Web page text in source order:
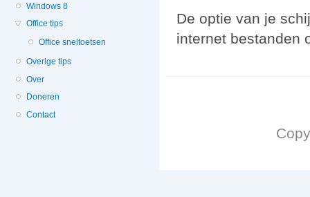
Windows 8
Office tips
Office sneltoetsen
Overige tips
Over
Doneren
Contact
De optie van je
internet bestanden